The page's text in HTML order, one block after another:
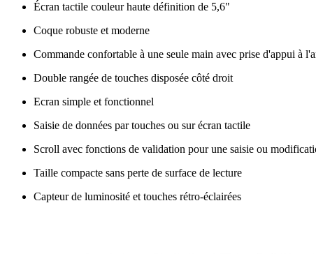
Écran tactile couleur haute définition de 5,6"
Coque robuste et moderne
Commande confortable à une seule main avec prise d'appui à
Double rangée de touches disposée côté droit
Ecran simple et fonctionnel
Saisie de données par touches ou sur écran tactile
Scroll avec fonctions de validation pour une saisie ou
Taille compacte sans perte de surface de lecture
Capteur de luminosité et touches rétro-éclairées